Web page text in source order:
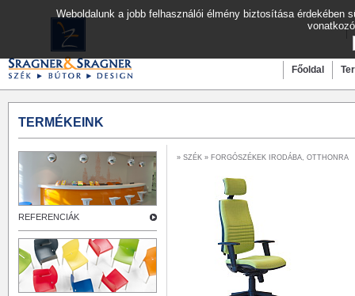
Főoldal
TERMÉKEINK
REFERENCIÁK
» SZÉK » FORGÓSZÉKEK IRODÁBA, OTTHONRA
Weboldalunk a jobb felhasználói élmény biztosítása érdekében